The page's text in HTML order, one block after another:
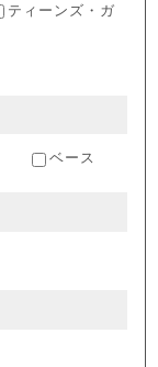
ティーンズ・ガ
ベース